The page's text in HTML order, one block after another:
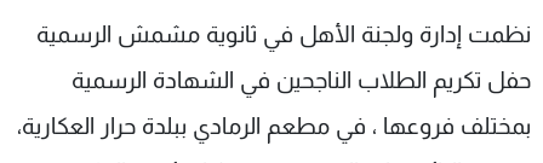
نظمت إدارة ولجنة الأهل في ثانوية مشمش الرسمية
حفل تكريم الطلاب الناجحين في الشهادة الرسمية
بمختلف فروعها ، في مطعم الرمادي ببلدة حرار العكارية،
شاهد البرامج
عن MTV
وظائف